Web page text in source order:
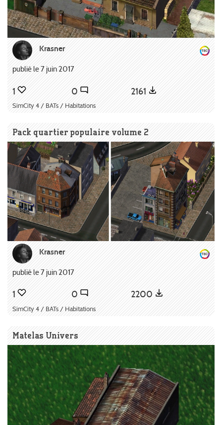
Krasner
publié le 7 juin 2017
1 0 2161
SimCity 4 / BATs / Habitations
Pack quartier populaire volume 2
Krasner
publié le 7 juin 2017
1 0 2200
SimCity 4 / BATs / Habitations
Matelas Univers